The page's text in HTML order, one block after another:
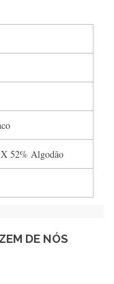
52% Algodão
DE NÓS
encomenda